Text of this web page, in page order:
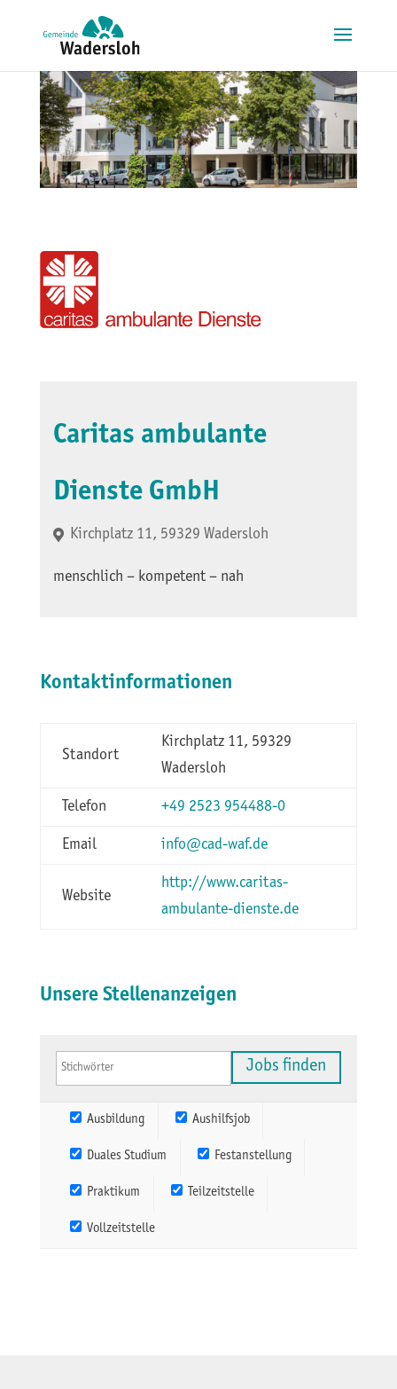
Caritas ambulante
Dienste GmbH
Kirchplatz 11, 59329 Wadersloh
menschlich – kompetent – nah
Kontaktinformationen
Standort
Kirchplatz 11, 59329
Wadersloh
Telefon +49 2523 954488-0
Email info@cad-waf.de
Website
http://www.caritas-
ambulante-dienste.de
Unsere Stellenanzeigen
Ausbildung Aushilfsjob
Duales Studium Festanstellung
Praktikum Teilzeitstelle
Vollzeitstelle